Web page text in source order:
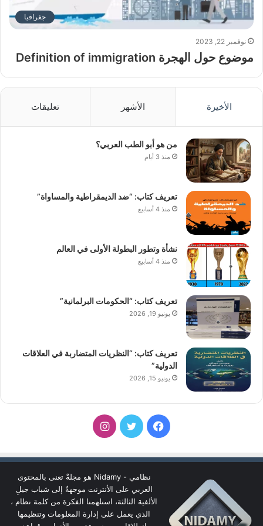
جغرافيا
نوفمبر 22, 2023
موضوع حول الهجرة Definition of immigration
الأخيرة الأشهر تعليقات
من هو أبو الطب العربي؟
منذ 3 أيام
تعريف كتاب: “ضد الديمقراطية والمساواة”
منذ 4 أسابيع
نشأة وتطور البطولة الأولى في العالم
منذ 4 أسابيع
تعريف كتاب: “الحكومات البرلمانية”
يونيو 19, 2026
تعريف كتاب: “النظريات المتضاربة في العلاقات
الدولية”
يونيو 15, 2026
فيسبوكتويتر انستقرام
نظامي - Nidamy هو مجلةٌ تعنى بالمحتوى
العربي على الأنترنت موجهةٌ إلى شباب جيلِ
الألفية الثالثة، استلهمنا الفكرة من كلمة نظام ،
الذي يعمل على إدارة المعلومات وتنظيمها